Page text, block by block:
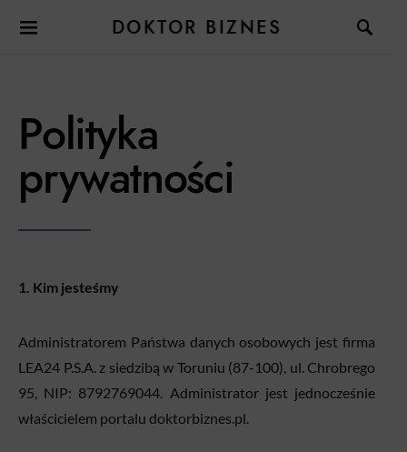
DOKTOR BIZNES
Polityka
prywatności
1. Kim jesteśmy
Administratorem Państwa danych osobowych jest firma
LEA24 P.S.A. z siedzibą w Toruniu (87-100), ul. Chrobrego
95, NIP: 8792769044. Administrator jest jednocześnie
właścicielem portalu doktorbiznes.pl.